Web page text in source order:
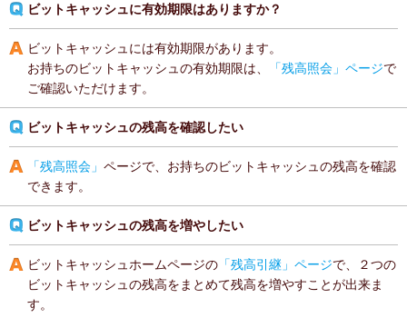
ビットキャッシュに有効期限はありますか？
ビットキャッシュには有効期限があります。
お持ちのビットキャッシュの有効期限は、
「残高照会」ページで
ご確認いただけます。
ビットキャッシュの残高を確認したい
「残高照会」 ページで、お持ちのビットキャッシュの残高を確認
できます。
ビットキャッシュの残高を増やしたい
ビットキャッシュホームページの 「残高引継」ページで、２つの
ビットキャッシュの残高をまとめて残高を増やすことが出来ま
す。